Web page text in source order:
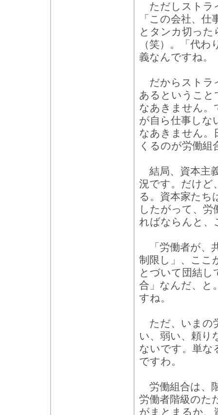
ただしストラ
「この会社、
とタンカ切っ
（笑）。「代
義なんですね。
だからストラ
あるということ
なあきません。
が自ら仕事しな
なあきません。
くるのが労働
結局、資本主
況です。だけど
る。資本家たち
したがって、
ればならんと、
「労働者が、
制限し」、ここ
とづいて団結し
合」なんだ、と
すね。
ただ、いまの
い、弱い、頼り
ないです。単な
ですわ。
労働組合は、
労働者階級のた
がまとまるか、